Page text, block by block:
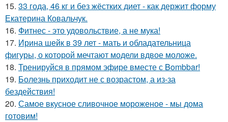
15. 33 года, 46 кг и без жёстких диет - как держит форму
Екатерина Ковальчук.
16. Фитнес - это удовольствие, а не мука!
17. Ирина шейк в 39 лет - мать и обладательница
фигуры, о которой мечтают модели вдвое моложе.
18. Тренируйся в прямом эфире вместе с Bombbar!
19. Болезнь приходит не с возрастом, а из-за
бездействия!
20. Самое вкусное сливочное мороженое - мы дома
готовим!